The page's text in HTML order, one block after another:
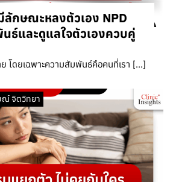
กษณะหลงตัวเอง NPD
ธ์และดูแลใจตัวเองควบคู่
ย โดยเฉพาะความสัมพันธ์คือคนที่เรา […]
ณ์ จิตวิทยา